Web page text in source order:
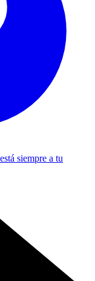
siempre a tu